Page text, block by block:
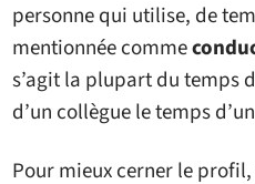
personne qui utilise, de
mentionnée comme
s’agit la plupart du temps
d’un collègue le temps
Pour mieux cerner le